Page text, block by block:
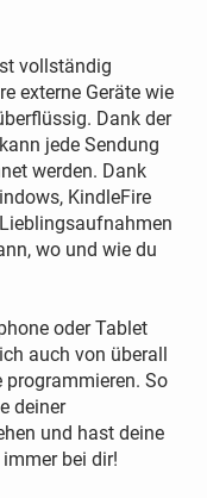
vollständig
externe Geräte wie
Dank der
jede Sendung
werden. Dank
KindleFire
wo und wie du
oder Tablet
auch von überall
programmieren. So
deiner
und hast deine
bei dir!